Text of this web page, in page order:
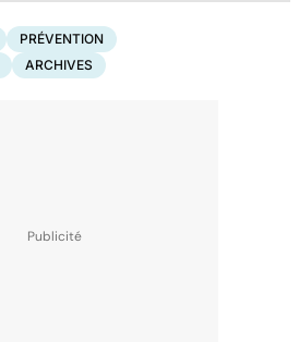
PRÉVENTION
ARCHIVES